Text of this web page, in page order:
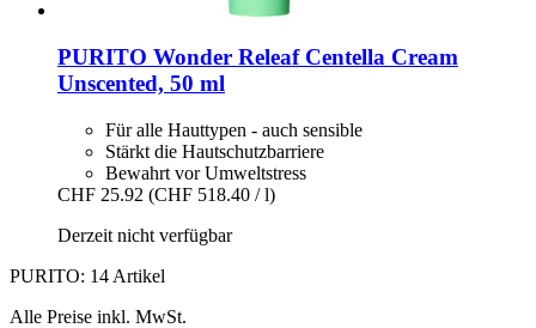
PURITO Wonder Releaf Centella Cream
Unscented, 50 ml
Für alle Hauttypen - auch sensible
Stärkt die Hautschutzbarriere
Bewahrt vor Umweltstress
CHF 25.92 (CHF 518.40 / l)
Derzeit nicht verfügbar
PURITO: 14 Artikel
Alle Preise inkl. MwSt.